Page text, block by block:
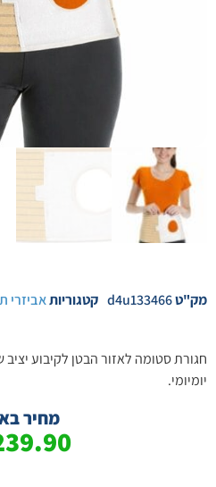
מק"טd4u133466 קטגוריותאביזרי
חגורת סטומה לאזור הבטן לקיבוע
יומיומי.
מחיר